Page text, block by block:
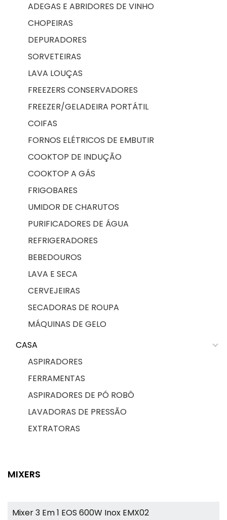
ADEGAS E ABRIDORES DE VINHO
CHOPEIRAS
DEPURADORES
SORVETEIRAS
LAVA LOUÇAS
FREEZERS CONSERVADORES
FREEZER/GELADEIRA PORTÁTIL
COIFAS
FORNOS ELÉTRICOS DE EMBUTIR
COOKTOP DE INDUÇÃO
COOKTOP A GÁS
FRIGOBARES
UMIDOR DE CHARUTOS
PURIFICADORES DE ÁGUA
REFRIGERADORES
BEBEDOUROS
LAVA E SECA
CERVEJEIRAS
SECADORAS DE ROUPA
MÁQUINAS DE GELO
CASA
ASPIRADORES
FERRAMENTAS
ASPIRADORES DE PÓ ROBÔ
LAVADORAS DE PRESSÃO
EXTRATORAS
MIXERS
Mixer 3 Em 1 EOS 600W Inox EMX02